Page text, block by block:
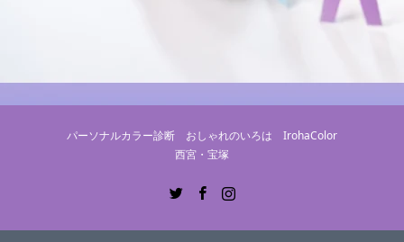
パーソナルカラー診断 おしゃれのいろは IrohaColor
西宮・宝塚